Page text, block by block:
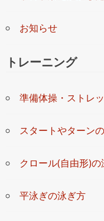
お知らせ
トレーニング
準備体操・ストレ
スタートやターン
クロール(自由形)
平泳ぎの泳ぎ方